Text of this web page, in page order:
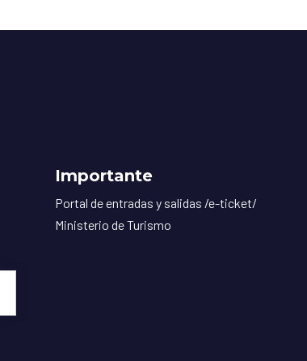
Importante
Portal de entradas y salidas /e-ticket/
Ministerio de Turismo